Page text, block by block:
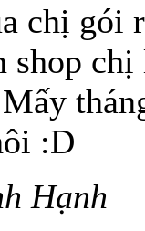
chị gói
shop
:D
Hạnh